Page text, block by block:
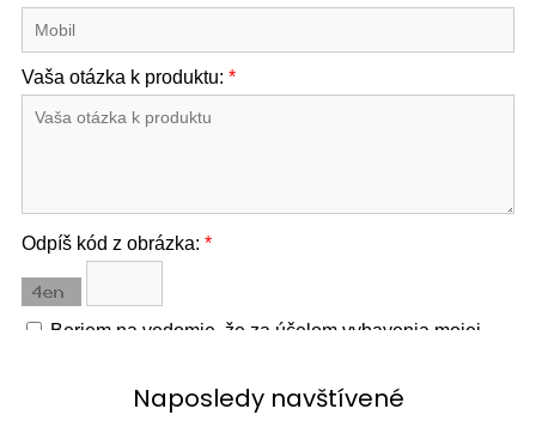
Naposledy navštívené